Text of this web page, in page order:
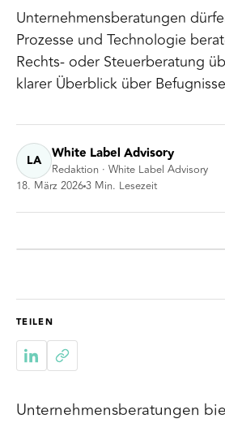
Unternehmensberatungen
Prozesse und Technologie
Rechts- oder Steuerberatung
klarer Überblick über
LA White Label Advisory
Redaktion · White Label Advisory
18. März 20263 Min. Lesezeit
TEILEN
Unternehmensberatungen